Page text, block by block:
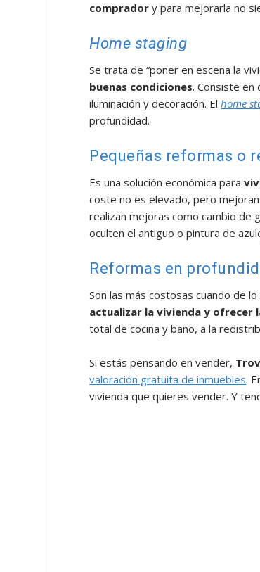
compradory para mejorarla no
Home staging
Se trata de “poner en escena la
buenas condiciones. Consiste en
iluminación y decoración. Elhome
profundidad.
Pequeñas reformas o
Es una solución económica para
coste no es elevado, pero
realizan mejoras como cambio de
oculten el antiguo o pintura de
Reformas en
Son las más costosas cuando de
actualizar la vivienda y ofrecer
total de cocina y baño, a la
Si estás pensando en vender,
valoración gratuita de inmuebles.
vivienda que quieres vender. Y